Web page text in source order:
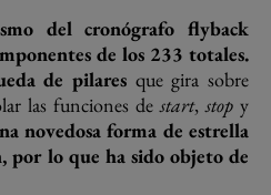
del cronógrafo flyback
de los 233 totales.
de pilares que gira sobre
las funciones de start,stop y
novedosa forma de estrella
por lo que ha sido objeto de